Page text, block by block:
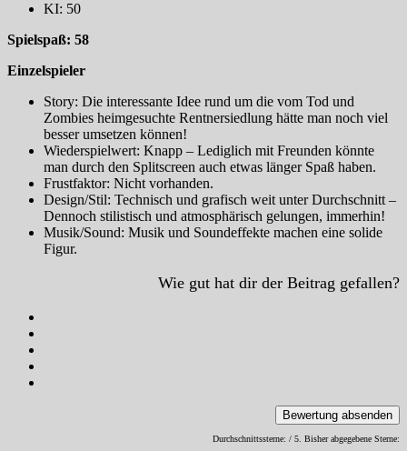
KI: 50
Spielspaß: 58
Einzelspieler
Story: Die interessante Idee rund um die vom Tod und
Zombies heimgesuchte Rentnersiedlung hätte man noch viel
besser umsetzen können!
Wiederspielwert: Knapp – Lediglich mit Freunden könnte
man durch den Splitscreen auch etwas länger Spaß haben.
Frustfaktor: Nicht vorhanden.
Design/Stil: Technisch und grafisch weit unter Durchschnitt –
Dennoch stilistisch und atmosphärisch gelungen, immerhin!
Musik/Sound: Musik und Soundeffekte machen eine solide
Figur.
Wie gut hat dir der Beitrag gefallen?
Bewertung absenden
Durchschnittssterne: / 5. Bisher abgegebene Sterne: